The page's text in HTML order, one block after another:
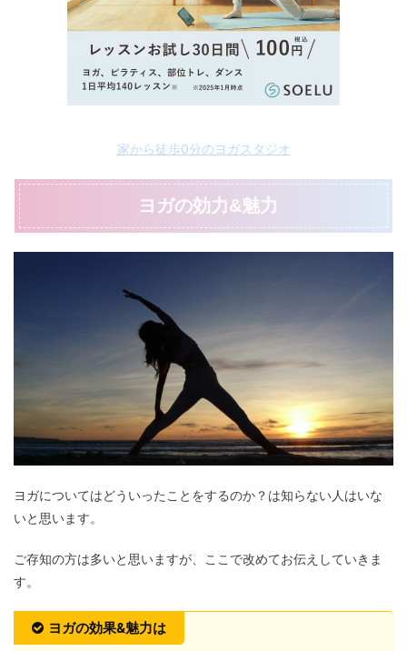
家から徒歩0分のヨガスタジオ
ヨガの効力&魅力
ヨガについてはどういったことをするのか？は知らない人はいな
いと思います。
ご存知の方は多いと思いますが、ここで改めてお伝えしていきま
す。
ヨガの効果&魅力は